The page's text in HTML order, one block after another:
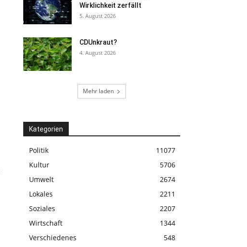
Wirklichkeit zerfällt
5. August 2026
CDUnkraut?
4. August 2026
Mehr laden
Kategorien
Politik
11077
Kultur
5706
Umwelt
2674
Lokales
2211
Soziales
2207
Wirtschaft
1344
Verschiedenes
548